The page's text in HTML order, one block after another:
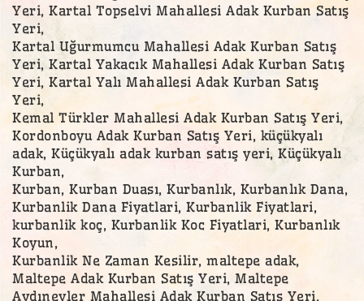
Yeri, Kartal Topselvi Mahallesi Adak Kurban Satış
Yeri,
Kartal Uğurmumcu Mahallesi Adak Kurban Satış
Yeri, Kartal Yakacık Mahallesi Adak Kurban Satış
Yeri, Kartal Yalı Mahallesi Adak Kurban Satış
Yeri,
Kemal Türkler Mahallesi Adak Kurban Satış Yeri,
Kordonboyu Adak Kurban Satış Yeri, küçükyalı
adak, Küçükyalı adak kurban satış yeri, Küçükyalı
Kurban,
Kurban, Kurban Duası, Kurbanlık, Kurbanlık Dana,
Kurbanlik Dana Fiyatlari, Kurbanlik Fiyatlari,
kurbanlik koç, Kurbanlik Koc Fiyatlari, Kurbanlık
Koyun,
Kurbanlik Ne Zaman Kesilir, maltepe adak,
Maltepe Adak Kurban Satış Yeri, Maltepe
Aydınevler Mahallesi Adak Kurban Satış Yeri,